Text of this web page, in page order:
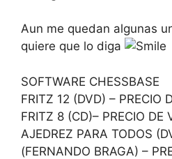
Aun me quedan algunas
quiere que lo diga
SOFTWARE CHESSBASE
FRITZ 12 (DVD) – PRECIO
FRITZ 8 (CD)– PRECIO DE
AJEDREZ PARA TODOS
(FERNANDO BRAGA) –